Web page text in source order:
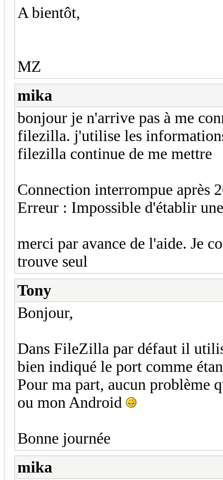
A bientôt,
MZ
mika
bonjour je n'arrive pas à me
filezilla. j'utilise les
filezilla continue de me mettre
Connection interrompue après
Erreur : Impossible d'établir
merci par avance de l'aide. Je
trouve seul
Tony
Bonjour,
Dans FileZilla par défaut il
bien indiqué le port comme
Pour ma part, aucun problème
ou mon Android
Bonne journée
mika